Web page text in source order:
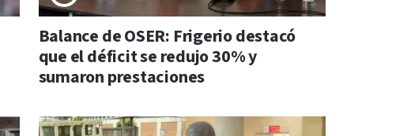
Balance de OSER: Frigerio destacó
que el déficit se redujo 30% y
sumaron prestaciones